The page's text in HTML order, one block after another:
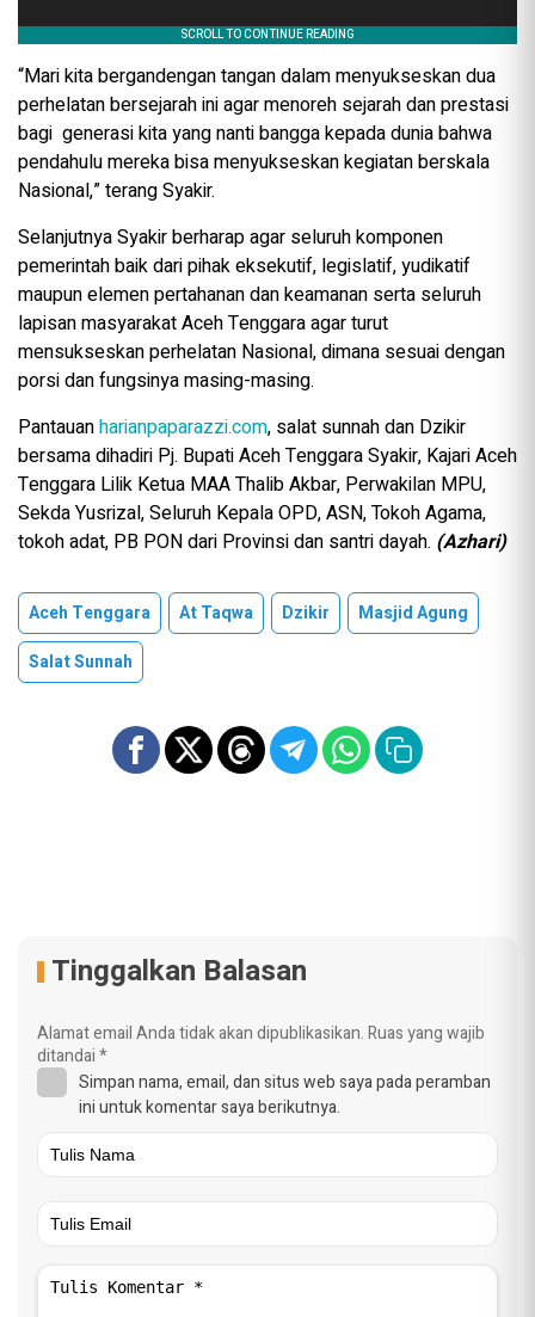
“Mari kita bergandengan tangan dalam menyukseskan dua
perhelatan bersejarah ini agar menoreh sejarah dan prestasi
bagi generasi kita yang nanti bangga kepada dunia bahwa
pendahulu mereka bisa menyukseskan kegiatan berskala
Nasional,” terang Syakir.
Selanjutnya Syakir berharap agar seluruh komponen
pemerintah baik dari pihak eksekutif, legislatif, yudikatif
maupun elemen pertahanan dan keamanan serta seluruh
lapisan masyarakat Aceh Tenggara agar turut
mensukseskan perhelatan Nasional, dimana sesuai dengan
porsi dan fungsinya masing-masing.
Pantauanharianpaparazzi.com, salat sunnah dan Dzikir
bersama dihadiri Pj. Bupati Aceh Tenggara Syakir, Kajari Aceh
Tenggara Lilik Ketua MAA Thalib Akbar, Perwakilan MPU,
Sekda Yusrizal, Seluruh Kepala OPD, ASN, Tokoh Agama,
tokoh adat, PB PON dari Provinsi dan santri dayah. (Azhari)
Aceh Tenggara At Taqwa Dzikir
Masjid Agung
Salat Sunnah
Tinggalkan Balasan
Alamat email Anda tidak akan dipublikasikan.Ruas yang wajib
ditandai*
Simpan nama, email, dan situs web saya pada peramban
ini untuk komentar saya berikutnya.